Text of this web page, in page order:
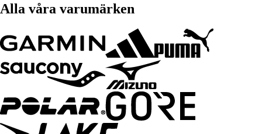
Alla våra varumärken